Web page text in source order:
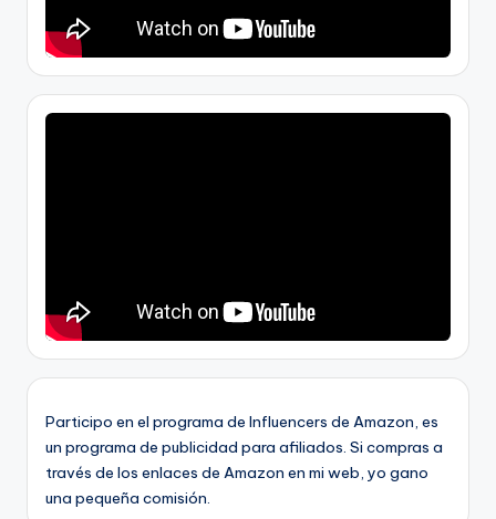
Participo en el programa de Influencers de Amazon, es
un programa de publicidad para afiliados. Si compras a
través de los enlaces de Amazon en mi web, yo gano
una pequeña comisión.